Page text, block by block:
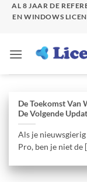
SkipAL 8 JAAR DE
EN WINDOWS
De Toekomst Van
De Volgende
Als je
Pro, ben je niet de